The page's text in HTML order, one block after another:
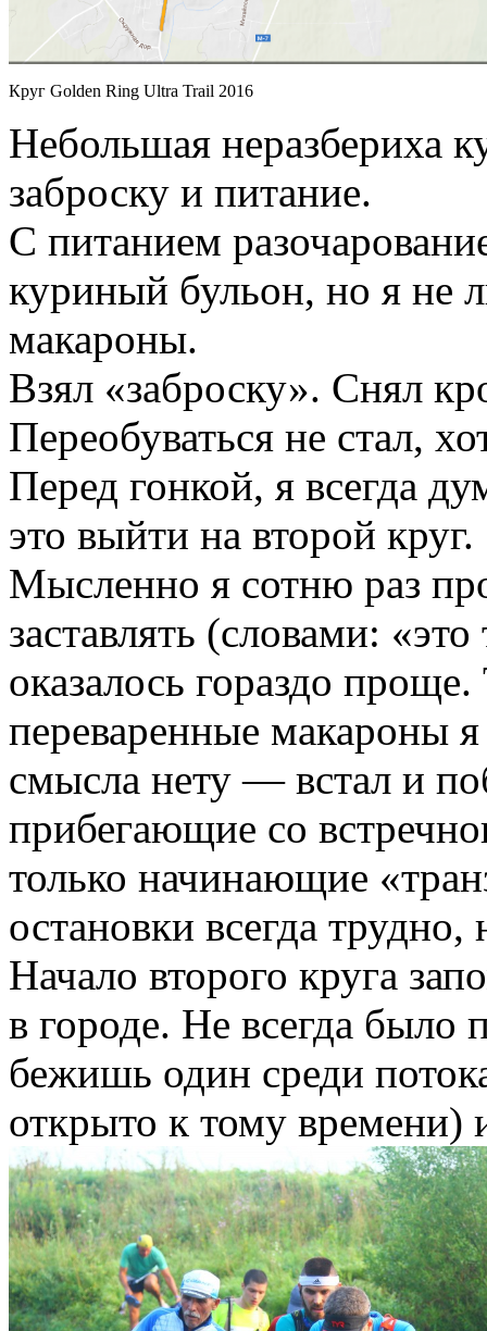
Круг Golden Ring Ultra Trail 2016
Небольшая неразбериха
заброску и питание.
С питанием
куриный бульон, но я не
макароны.
Взял «заброску». Снял
Переобуваться не стал,
Перед гонкой, я всегда
это выйти на второй круг.
Мысленно я сотню раз
заставлять (словами:
оказалось гораздо
переваренные макароны
смысла нету — встал и
прибегающие со
только начинающие
остановки всегда
Начало второго круга
в городе. Не всегда было
бежишь один среди
открыто к тому